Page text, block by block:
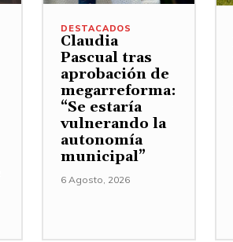
DESTACADOS
Claudia
Pascual tras
aprobación de
megarreforma:
“Se estaría
vulnerando la
autonomía
municipal”
6 Agosto, 2026